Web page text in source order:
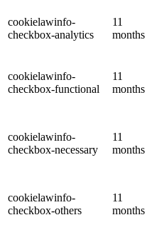
cookielawinfo-
checkbox-analytics
11
months
cookielawinfo-
checkbox-functional
11
months
cookielawinfo-
checkbox-necessary
11
months
cookielawinfo-
checkbox-others
11
months